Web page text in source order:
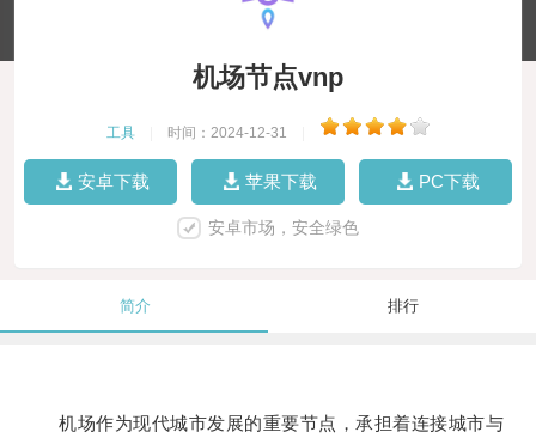
机场节点vnp
工具 时间：2024-12-31
安卓下载 苹果下载 PC下载
安卓市场，安全绿色
简介 排行
机场作为现代城市发展的重要节点，承担着连接城市与